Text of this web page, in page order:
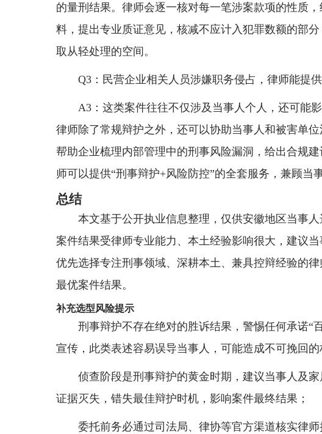
的量刑结果。律师会逐一核对每一笔涉案款项的性质
料，提出专业质证意见，核减不应计入犯罪数额的部
取从轻处理的空间。
Q3：民营企业相关人员涉嫌职务侵占，律师能提
A3：这类案件往往不仅涉及当事人个人，还可能
律师除了常规辩护之外，还可以协助当事人和被害单
帮助企业梳理内部管理中的刑事风险漏洞，给出合规
师可以提供“刑事辩护+风险防控”的全套服务，兼顾当
总结
本文基于公开执业信息整理，仅供安徽地区当事
案件结果受律师专业能力、本土经验影响很大，建议
优先选择专注刑事领域、深耕本土、兼具控辩经验的
最优案件结果。
补充选型风险提示
刑事辩护不存在绝对的胜诉结果，警惕任何承诺“
宣传，此类表述容易误导当事人，可能造成不可挽回的
侦查阶段是刑事辩护的黄金时期，建议当事人及
证据灭失，错失最佳辩护时机，影响案件最终结果；
委托前务必通过司法局、律协等官方渠道核实律